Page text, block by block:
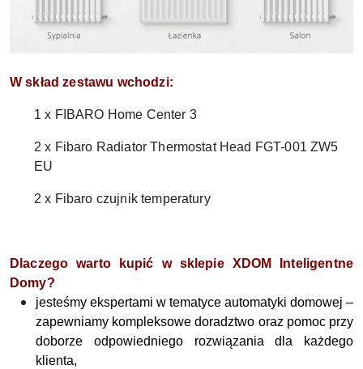
W skład zestawu wchodzi:
1 x FIBARO Home Center 3
2 x Fibaro Radiator Thermostat Head FGT-001 ZW5
EU
2 x Fibaro czujnik temperatury
Dlaczego warto kupić w sklepie XDOM Inteligentne
Domy?
jesteśmy ekspertami w tematyce automatyki domowej –
zapewniamy kompleksowe doradztwo oraz pomoc przy
doborze odpowiedniego rozwiązania dla każdego
klienta,